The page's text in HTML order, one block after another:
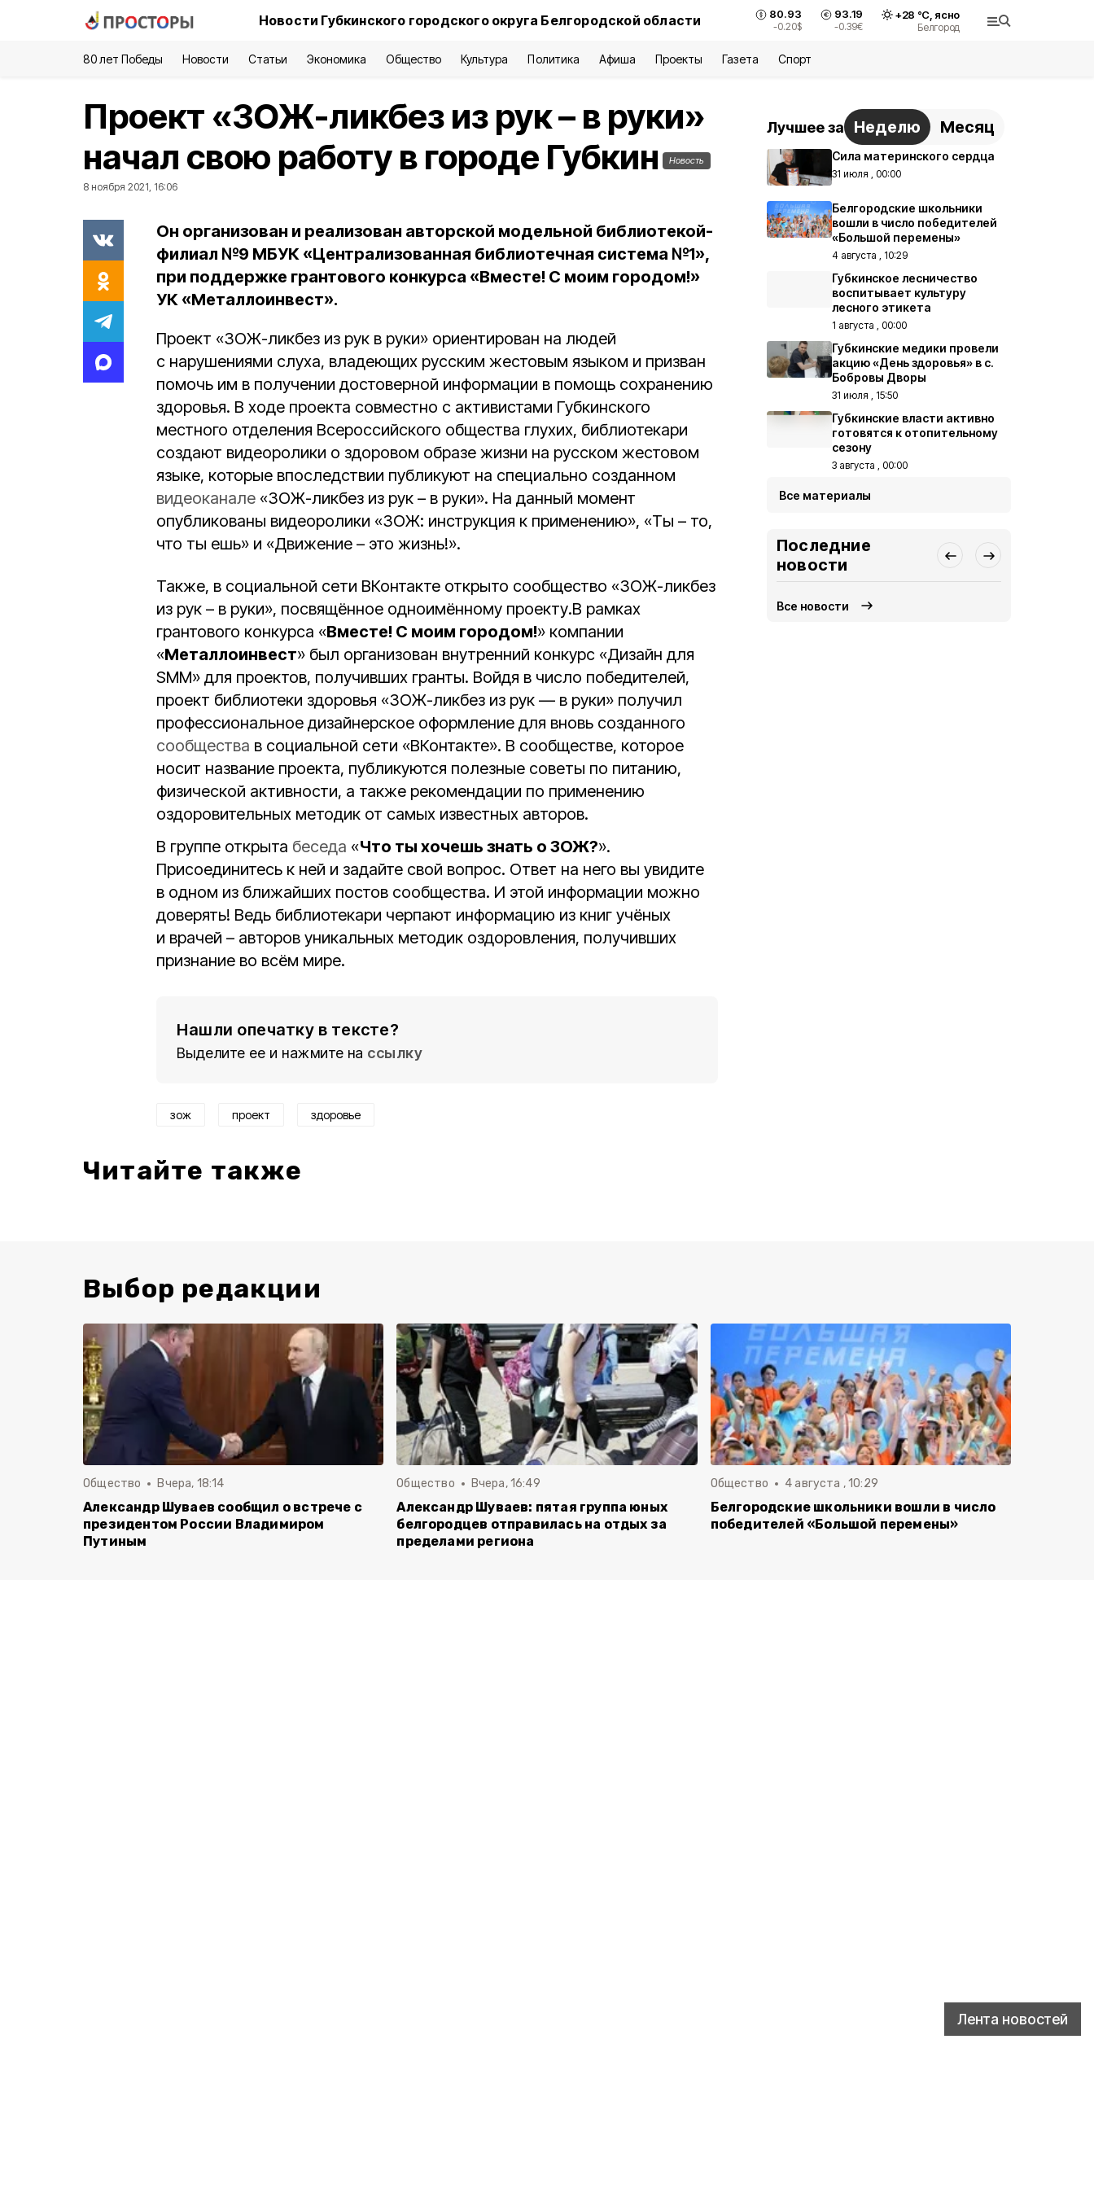
Новости Губкинского городского округа Белгородской области 80.93
-0.20$
93.19
-0.39€
+28 °С, ясно
Белгород
80 лет Победы Новости Статьи Экономика Общество Культура Политика Афиша Проекты Газета Спорт
Лента новостей
Проект «ЗОЖ-ликбез из рук – в руки»
начал свою работу в городе Губкин
Новость
8 ноября 2021, 16:06
Он организован и реализован авторской модельной библиотекой-
филиал №9 МБУК «Централизованная библиотечная система №1»,
при поддержке грантового конкурса «Вместе! С моим городом!»
УК «Металлоинвест».
Проект «ЗОЖ-ликбез из рук в руки» ориентирован на людей
с нарушениями слуха, владеющих русским жестовым языком и призван
помочь им в получении достоверной информации в помощь сохранению
здоровья. В ходе проекта совместно с активистами Губкинского
местного отделения Всероссийского общества глухих, библиотекари
создают видеоролики о здоровом образе жизни на русском жестовом
языке, которые впоследствии публикуют на специально созданном
видеоканале «ЗОЖ-ликбез из рук – в руки». На данный момент
опубликованы видеоролики «ЗОЖ: инструкция к применению», «Ты – то,
что ты ешь» и «Движение – это жизнь!».
Также, в социальной сети ВКонтакте открыто сообщество «ЗОЖ-ликбез
из рук – в руки», посвящённое одноимённому проекту.В рамках
грантового конкурса «Вместе! С моим городом!» компании
«Металлоинвест» был организован внутренний конкурс «Дизайн для
SMM» для проектов, получивших гранты. Войдя в число победителей,
проект библиотеки здоровья «ЗОЖ-ликбез из рук — в руки» получил
профессиональное дизайнерское оформление для вновь созданного
сообщества в социальной сети «ВКонтакте». В сообществе, которое
носит название проекта, публикуются полезные советы по питанию,
физической активности, а также рекомендации по применению
оздоровительных методик от самых известных авторов.
В группе открыта беседа «Что ты хочешь знать о ЗОЖ?».
Присоединитесь к ней и задайте свой вопрос. Ответ на него вы увидите
в одном из ближайших постов сообщества. И этой информации можно
доверять! Ведь библиотекари черпают информацию из книг учёных
и врачей – авторов уникальных методик оздоровления, получивших
признание во всём мире.
Нашли опечатку в тексте?
Выделите ее и нажмите на ссылку
зож проект здоровье
Читайте также
Лучшее за Неделю Месяц
Сила материнского сердца
31 июля , 00:00
Белгородские школьники
вошли в число победителей
«Большой перемены»
4 августа , 10:29
Губкинское лесничество
воспитывает культуру
лесного этикета
1 августа , 00:00
Губкинские медики провели
акцию «День здоровья» в с.
Бобровы Дворы
31 июля , 15:50
Губкинские власти активно
готовятся к отопительному
сезону
3 августа , 00:00
Все материалы
Последние
новости
Все новости
Выбор редакции
Общество Вчера, 18:14
Александр Шуваев сообщил о встрече с
президентом России Владимиром
Путиным
Общество Вчера, 16:49
Александр Шуваев: пятая группа юных
белгородцев отправилась на отдых за
пределами региона
Общество 4 августа , 10:29
Белгородские школьники вошли в число
победителей «Большой перемены»